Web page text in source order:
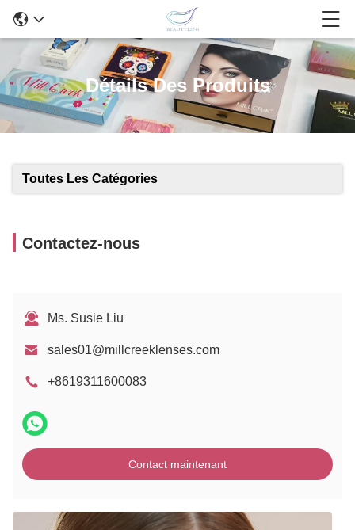
Détails Des Produits
Toutes Les Catégories
Contactez-nous
Ms. Susie Liu
sales01@millcreeklenses.com
+8619311600083
Contact maintenant